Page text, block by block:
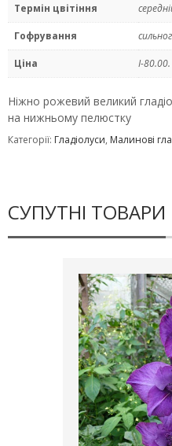
Термін цвітіння
Гофрування
Ціна I-
Ніжно рожевий великий
на нижньому пелюстку
Категорії: Гладіолуси, Малинові
СУПУТНІ ТОВАРИ